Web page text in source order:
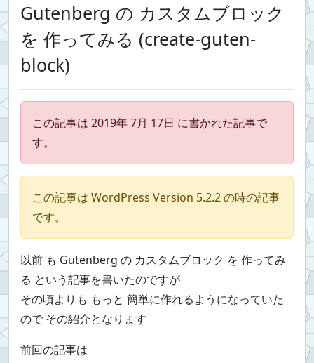
Gutenberg の カスタムブロック
を 作ってみる (create-guten-
block)
この記事は 2019年 7月 17日 に書かれた記事で
す。
この記事は WordPress Version 5.2.2 の時の記事
です。
以前 も Gutenberg の カスタムブロック を 作ってみ
る という記事を書いたのですが
その頃よりも もっと 簡単に作れるようになっていた
ので その紹介となります
前回の記事は